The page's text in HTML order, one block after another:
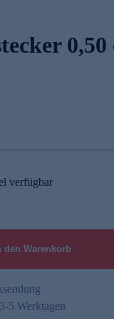
0,50
verfügbar
den Warenkorb
5 Werktagen